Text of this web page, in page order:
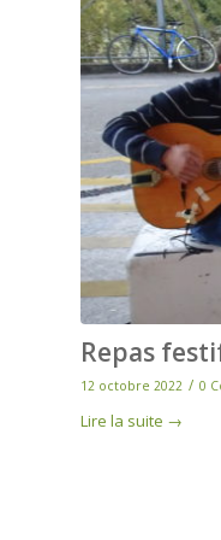
Repas
12 octobre 2022 / 0
Lire la suite →